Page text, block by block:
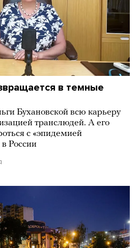
в темные
Бухановской всю карьеру
транслюдей. А его
с «эпидемией
в России